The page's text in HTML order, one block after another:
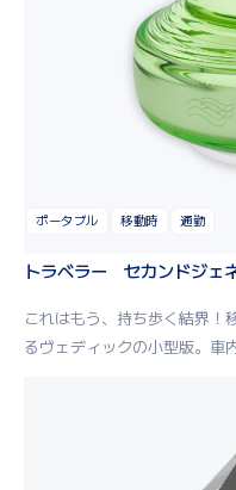
ポータブル 移動時 通勤
トラベラー セカンドジェ
これはもう、持ち歩く結界！
るヴェディックの小型版。車